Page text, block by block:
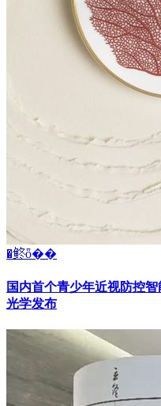
�鿴ȫ��
国内首个青少年近视防控
光学发布